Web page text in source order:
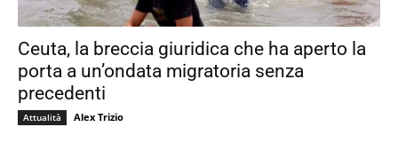
Ceuta, la breccia giuridica che ha aperto la
porta a un’ondata migratoria senza
precedenti
Attualità Alex Trizio